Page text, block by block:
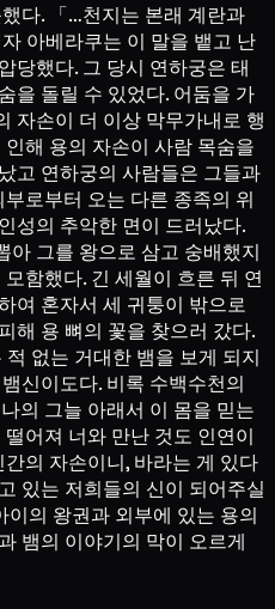
다. 「…천지는 본래 계란과
아베라쿠는 이 말을 뱉고 난
당했다. 그 당시 연하궁은 태
을 돌릴 수 있었다. 어둠을 가
자손이 더 이상 막무가내로 행
해 용의 자손이 사람 목숨을
고 연하궁의 사람들은 그들과
로부터 오는 다른 종족의 위
성의 추악한 면이 드러났다.
아 그를 왕으로 삼고 숭배했지
함했다. 긴 세월이 흐른 뒤 연
여 혼자서 세 귀퉁이 밖으로
해 용 뼈의 꽃을 찾으러 갔다.
없는 거대한 뱀을 보게 되지
신이도다. 비록 수백수천의
의 그늘 아래서 이 몸을 믿는
어져 너와 만난 것도 인연이
의 자손이니, 바라는 게 있다
있는 저희들의 신이 되어주실
의 왕권과 외부에 있는 용의
뱀의 이야기의 막이 오르게